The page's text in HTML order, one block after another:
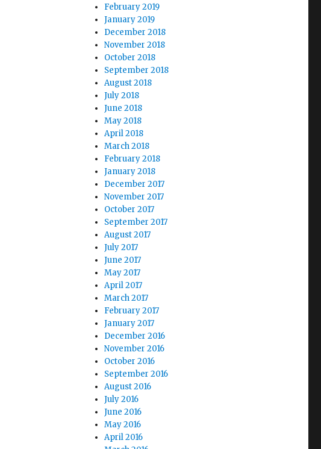
February 2019
January 2019
December 2018
November 2018
October 2018
September 2018
August 2018
July 2018
June 2018
May 2018
April 2018
March 2018
February 2018
January 2018
December 2017
November 2017
October 2017
September 2017
August 2017
July 2017
June 2017
May 2017
April 2017
March 2017
February 2017
January 2017
December 2016
November 2016
October 2016
September 2016
August 2016
July 2016
June 2016
May 2016
April 2016